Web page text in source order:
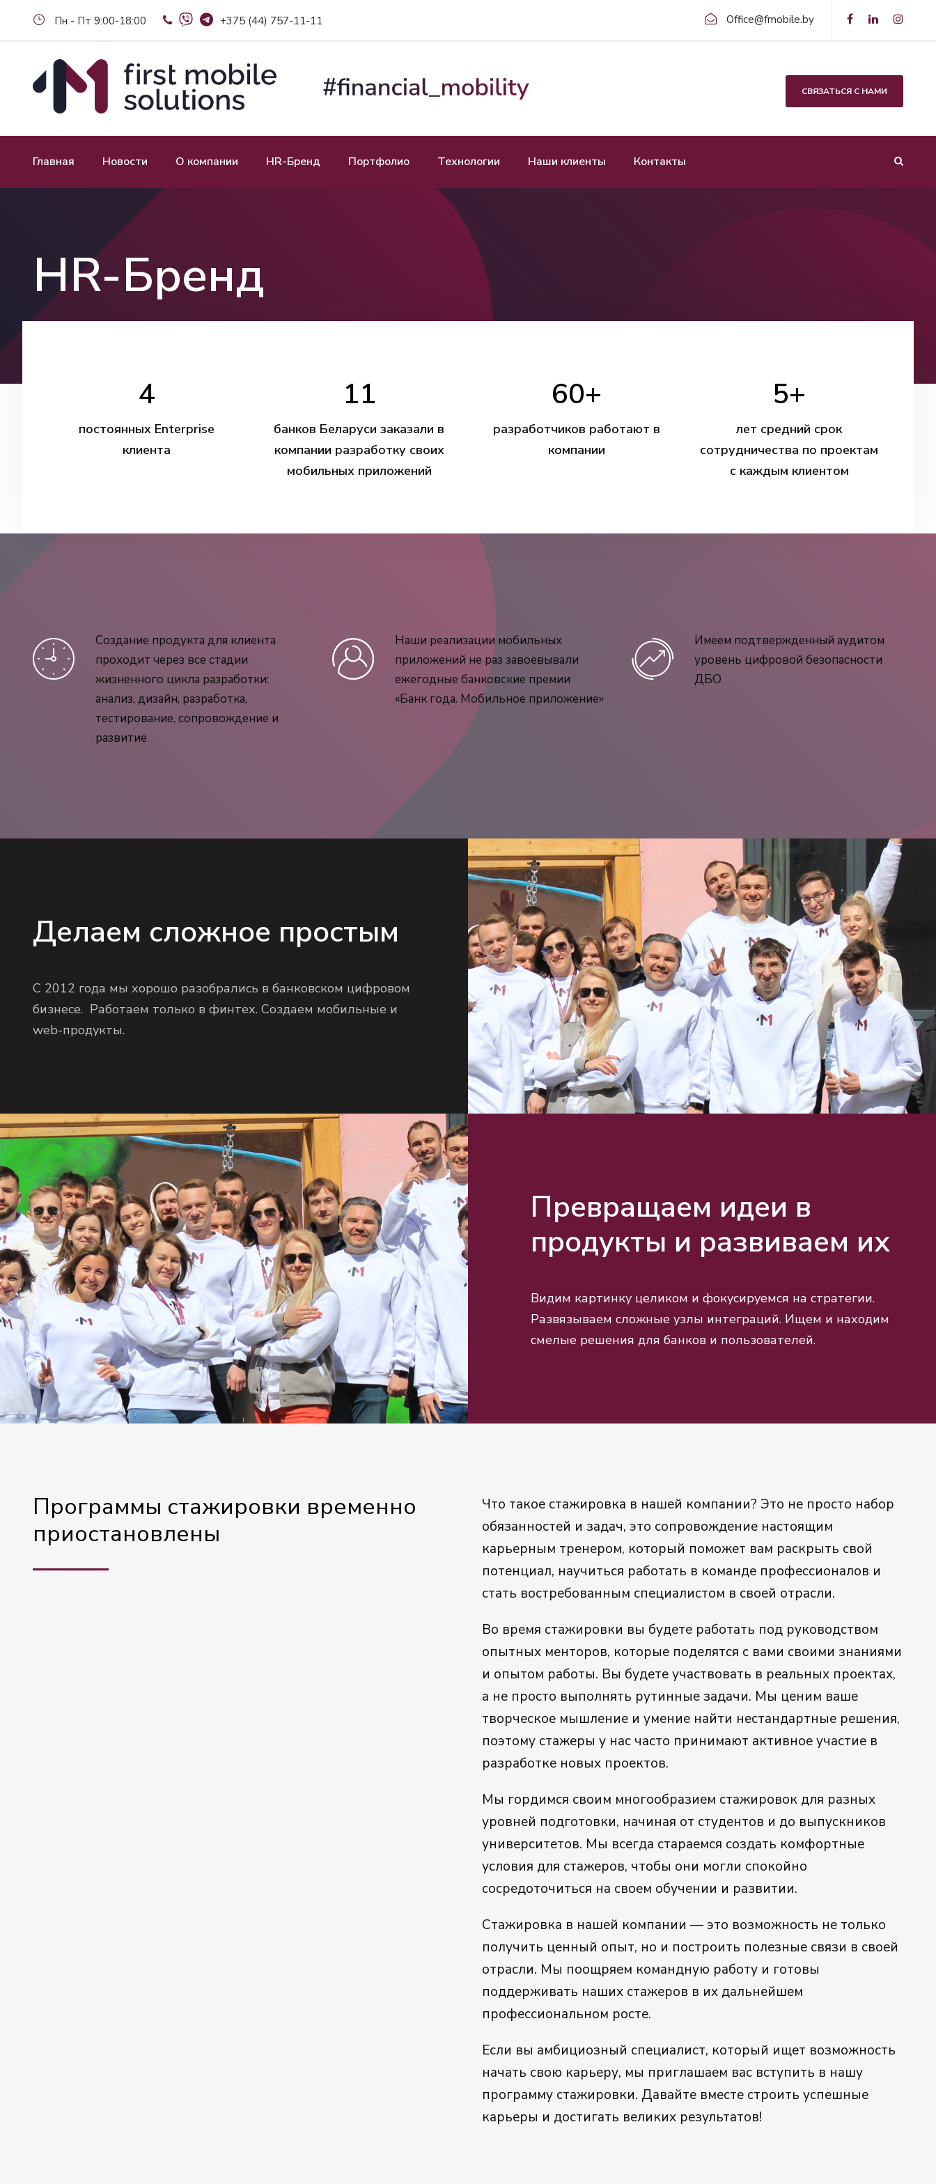
Пн - Пт 9:00-18:00 +375 (44) 757-11-11 Office@fmobile.by
СВЯЗАТЬСЯ С НАМИ
Главная Новости О компании HR-Бренд Портфолио Технологии Наши клиенты Контакты
HR-Бренд
4
постоянных Enterprise
клиента
11
банков Беларуси заказали в
компании разработку своих
мобильных приложений
60+
разработчиков работают в
компании
5+
лет средний срок
сотрудничества по проектам
с каждым клиентом
Создание продукта для клиента
проходит через все стадии
жизненного цикла разработки:
анализ, дизайн, разработка,
тестирование, сопровождение и
развитие
Наши реализации мобильных
приложений не раз завоевывали
ежегодные банковские премии
«Банк года. Мобильное приложение»
Имеем подтвержденный аудитом
уровень цифровой безопасности
ДБО
Делаем сложное простым
С 2012 года мы хорошо разобрались в банковском цифровом
бизнесе. Работаем только в финтех. Создаем мобильные и
web-продукты.
Превращаем идеи в
продукты и развиваем их
Видим картинку целиком и фокусируемся на стратегии.
Развязываем сложные узлы интеграций. Ищем и находим
смелые решения для банков и пользователей.
Программы стажировки временно
приостановлены
Что такое стажировка в нашей компании? Это не просто набор
обязанностей и задач, это сопровождение настоящим
карьерным тренером, который поможет вам раскрыть свой
потенциал, научиться работать в команде профессионалов и
стать востребованным специалистом в своей отрасли.
Во время стажировки вы будете работать под руководством
опытных менторов, которые поделятся с вами своими знаниями
и опытом работы. Вы будете участвовать в реальных проектах,
а не просто выполнять рутинные задачи. Мы ценим ваше
творческое мышление и умение найти нестандартные решения,
поэтому стажеры у нас часто принимают активное участие в
разработке новых проектов.
Мы гордимся своим многообразием стажировок для разных
уровней подготовки, начиная от студентов и до выпускников
университетов. Мы всегда стараемся создать комфортные
условия для стажеров, чтобы они могли спокойно
сосредоточиться на своем обучении и развитии.
Стажировка в нашей компании — это возможность не только
получить ценный опыт, но и построить полезные связи в своей
отрасли. Мы поощряем командную работу и готовы
поддерживать наших стажеров в их дальнейшем
профессиональном росте.
Если вы амбициозный специалист, который ищет возможность
начать свою карьеру, мы приглашаем вас вступить в нашу
программу стажировки. Давайте вместе строить успешные
карьеры и достигать великих результатов!